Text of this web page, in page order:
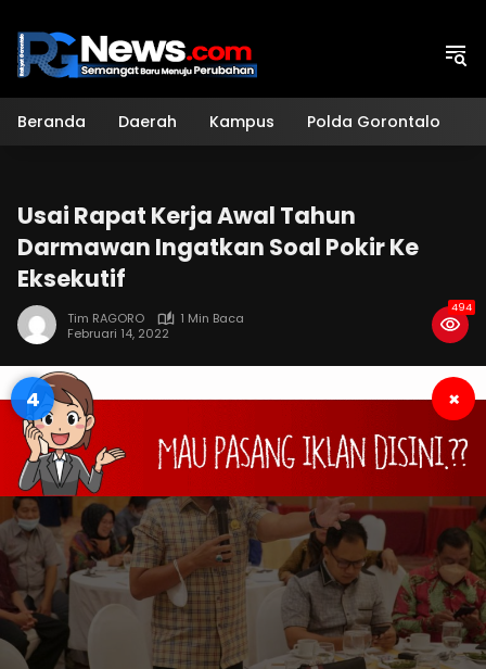
konten
Beranda Daerah Kampus Polda Gorontalo
Usai Rapat Kerja Awal Tahun
Darmawan Ingatkan Soal Pokir Ke
Eksekutif
Tim RAGORO
1 Min Baca
Februari 14, 2022
494
4 ×